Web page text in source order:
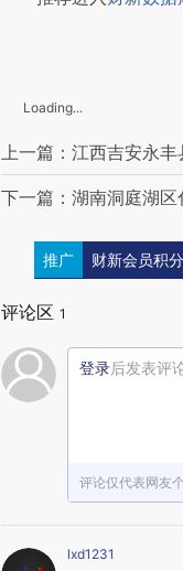
Loading...
上一篇：江西吉安永
下一篇：湖南洞庭湖
推广 财新会员积
评论区 1
登录后发表评
评论仅代表网友
lxd1231